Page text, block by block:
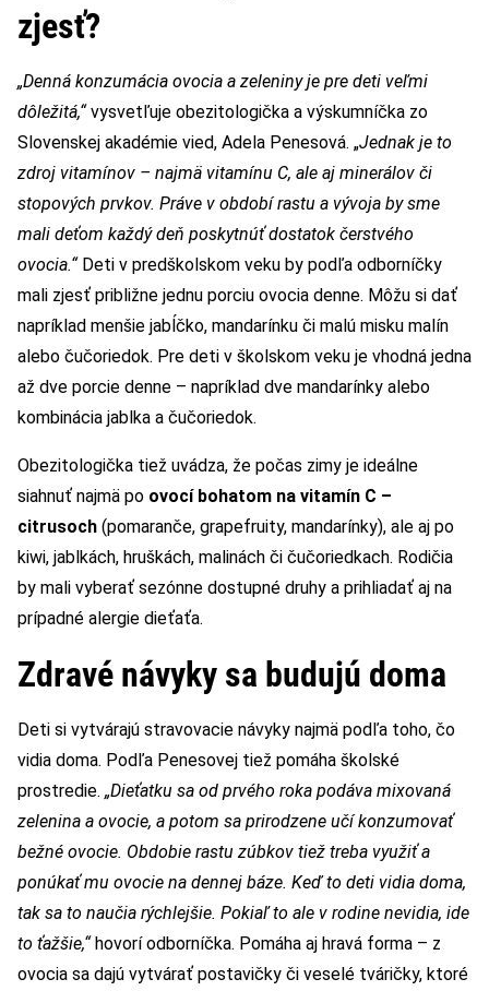
zjesť?
„Denná konzumácia ovocia a zeleniny je pre deti veľmi
dôležitá,“vysvetľuje obezitologička a výskumníčka zo
Slovenskej akadémie vied, Adela Penesová. „Jednak je to
zdroj vitamínov – najmä vitamínu C, ale aj minerálov či
stopových prvkov. Práve v období rastu a vývoja by sme
mali deťom každý deň poskytnúť dostatok čerstvého
ovocia.“Deti v predškolskom veku by podľa odborníčky
mali zjesť približne jednu porciu ovocia denne. Môžu si dať
napríklad menšie jabĺčko, mandarínku či malú misku malín
alebo čučoriedok. Pre deti v školskom veku je vhodná jedna
až dve porcie denne – napríklad dve mandarínky alebo
kombinácia jablka a čučoriedok.
Obezitologička tiež uvádza, že počas zimy je ideálne
siahnuť najmä po ovocí bohatom na vitamín C –
citrusoch (pomaranče, grapefruity, mandarínky), ale aj po
kiwi, jablkách, hruškách, malinách či čučoriedkach. Rodičia
by mali vyberať sezónne dostupné druhy a prihliadať aj na
prípadné alergie dieťaťa.
Zdravé návyky sa budujú doma
Deti si vytvárajú stravovacie návyky najmä podľa toho, čo
vidia doma. Podľa Penesovej tiež pomáha školské
prostredie. „Dieťatku sa od prvého roka podáva mixovaná
zelenina a ovocie, a potom sa prirodzene učí konzumovať
bežné ovocie. Obdobie rastu zúbkov tiež treba využiť a
ponúkať mu ovocie na dennej báze. Keď to deti vidia doma,
tak sa to naučia rýchlejšie. Pokiaľ to ale v rodine nevidia, ide
to ťažšie,“hovorí odborníčka. Pomáha aj hravá forma – z
ovocia sa dajú vytvárať postavičky či veselé tváričky, ktoré